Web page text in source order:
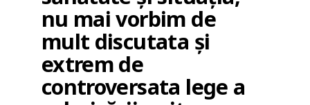
nu mai vorbim de
mult discutata și
extrem de
controversata lege a